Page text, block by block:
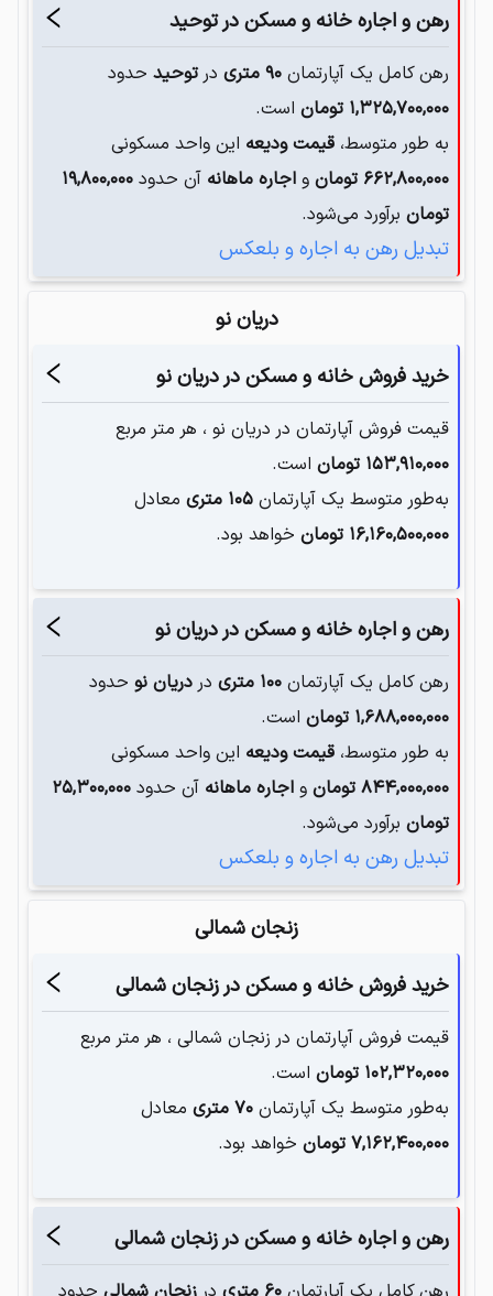
رهن و اجاره خانه و مسکن درتوحید
رهن کامل یک آپارتمان ۹۰ متری در توحید حدود
۱,۳۲۵,۷۰۰,۰۰۰ تومان است.
به طور متوسط، قیمت ودیعه این واحد مسکونی
۶۶۲,۸۰۰,۰۰۰ تومان و اجاره ماهانه آن حدود ۱۹,۸۰۰,۰۰۰
تومان برآورد می‌شود.
تبدیل رهن به اجاره و بلعکس
دریان نو
خرید فروش خانه و مسکن دردریان نو
قیمت فروش آپارتمان در دریان نو ، هر متر مربع
۱۵۳,۹۱۰,۰۰۰ تومان است.
به‌طور متوسط یک آپارتمان‌ ۱۰۵ متری معادل
۱۶,۱۶۰,۵۰۰,۰۰۰ تومان خواهد بود.
رهن و اجاره خانه و مسکن دردریان نو
رهن کامل یک آپارتمان ۱۰۰ متری در دریان نو حدود
۱,۶۸۸,۰۰۰,۰۰۰ تومان است.
به طور متوسط، قیمت ودیعه این واحد مسکونی
۸۴۴,۰۰۰,۰۰۰ تومان و اجاره ماهانه آن حدود ۲۵,۳۰۰,۰۰۰
تومان برآورد می‌شود.
تبدیل رهن به اجاره و بلعکس
زنجان شمالی
خرید فروش خانه و مسکن درزنجان شمالی
قیمت فروش آپارتمان در زنجان شمالی ، هر متر مربع
۱۰۲,۳۲۰,۰۰۰ تومان است.
به‌طور متوسط یک آپارتمان‌ ۷۰ متری معادل
۷,۱۶۲,۴۰۰,۰۰۰تومان خواهد بود.
رهن و اجاره خانه و مسکن درزنجان شمالی